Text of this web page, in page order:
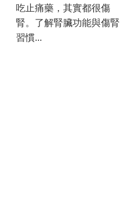
吃止痛藥，其實都很傷
腎。了解腎臟功能與傷腎
習慣...